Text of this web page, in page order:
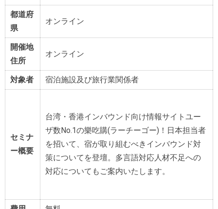
都道府
県
オンライン
開催地
住所
オンライン
対象者 宿泊施設及び旅行業関係者
セミナ
ー概要
台湾・香港インバウンド向け情報サイトユー
ザ数No.1の樂吃購(ラーチーゴー)！日本担当者
を招いて、宿が取り組むべきインバウンド対
策についてを登壇。多言語対応人材不足への
対応について もご案内いたします。